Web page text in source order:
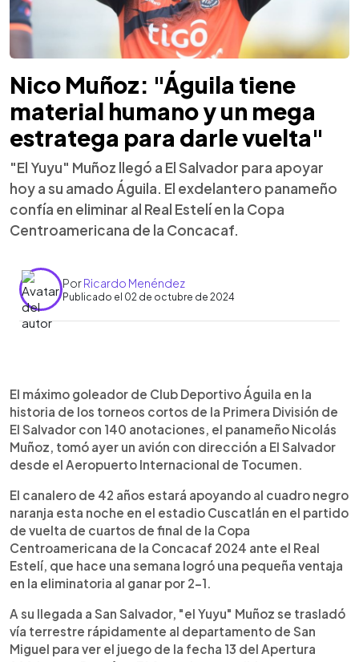
Nico Muñoz: "Águila tiene
material humano y un mega
estratega para darle vuelta"
"El Yuyu" Muñoz llegó a El Salvador para apoyar
hoy a su amado Águila. El exdelantero panameño
confía en eliminar al Real Estelí en la Copa
Centroamericana de la Concacaf.
PorRicardo Menéndez
Publicado el 02 de octubre de 2024
► Escuchar artículo
El máximo goleador de Club Deportivo Águila en la
historia de los torneos cortos de la Primera División de
El Salvador con 140 anotaciones, el panameño Nicolás
Muñoz, tomó ayer un avión con dirección a El Salvador
desde el Aeropuerto Internacional de Tocumen.
El canalero de 42 años estará apoyando al cuadro negro
naranja esta noche en el estadio Cuscatlán en el partido
de vuelta de cuartos de final de la Copa
Centroamericana de la Concacaf 2024 ante el Real
Estelí, que hace una semana logró una pequeña ventaja
en la eliminatoria al ganar por 2-1.
A su llegada a San Salvador, "el Yuyu" Muñoz se trasladó
vía terrestre rápidamente al departamento de San
Miguel para ver el juego de la fecha 13 del Apertura